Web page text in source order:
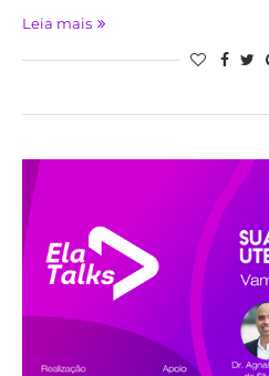
Leia mais